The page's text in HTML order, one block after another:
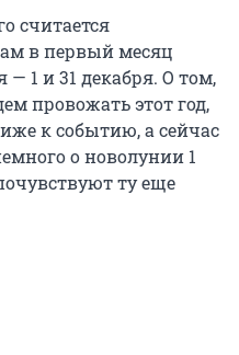
считается
в первый месяц
1 и 31 декабря. О том,
провожать этот год,
к событию, а сейчас
о новолунии 1
ту еще